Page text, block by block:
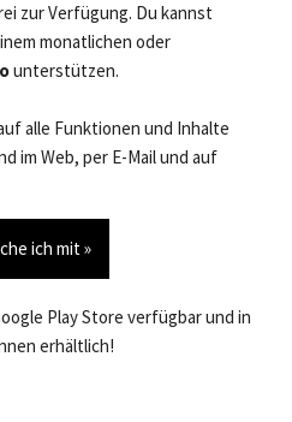
zur Verfügung. Du kannst
monatlichen oder
unterstützen.
alle Funktionen und Inhalte
im Web, per E-Mail und auf
ich mit »
Play Store verfügbar und in
erhältlich!